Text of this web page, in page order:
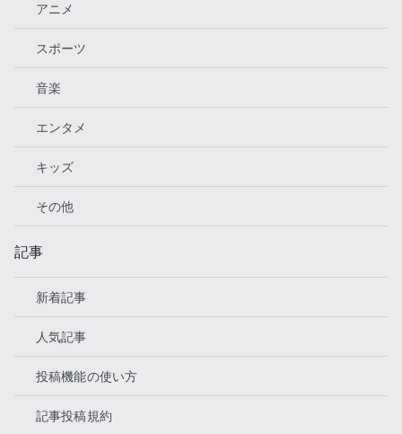
アニメ
スポーツ
音楽
エンタメ
キッズ
その他
記事
新着記事
人気記事
投稿機能の使い方
記事投稿規約